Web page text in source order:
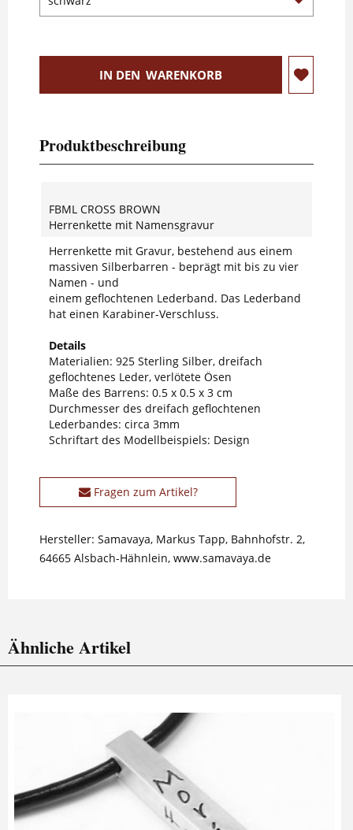
IN DEN WARENKORB
Produktbeschreibung
FBML CROSS BROWN
Herrenkette mit Namensgravur
Herrenkette mit Gravur, bestehend aus einem
massiven Silberbarren - beprägt mit bis zu vier
Namen - und
einem geflochtenen Lederband. Das Lederband
hat einen Karabiner-Verschluss.
Details
Materialien: 925 Sterling Silber, dreifach
geflochtenes Leder, verlötete Ösen
Maße des Barrens: 0.5 x 0.5 x 3 cm
Durchmesser des dreifach geflochtenen
Lederbandes: circa 3mm
Schriftart des Modellbeispiels: Design
Fragen zum Artikel?
Hersteller: Samavaya, Markus Tapp, Bahnhofstr. 2,
64665 Alsbach-Hähnlein, www.samavaya.de
Ähnliche Artikel